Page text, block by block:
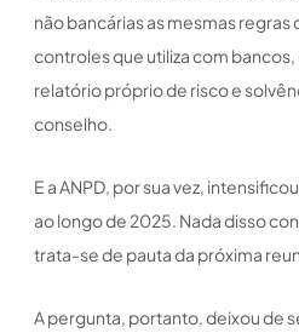
não bancárias as mesmas regras
controles que utiliza com bancos,
relatório próprio de risco e
conselho.
E a ANPD, por sua vez,
ao longo de 2025. Nada disso
trata-se de pauta da próxima
A pergunta, portanto, deixou de